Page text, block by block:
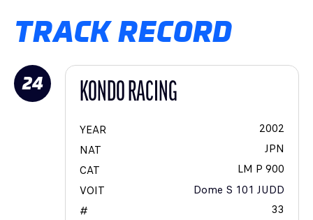
TRACK RECORD
24 KONDO RACING
YEAR
2002
NAT
JPN
CAT
LM P 900
VOIT
Dome S 101 JUDD
#
33